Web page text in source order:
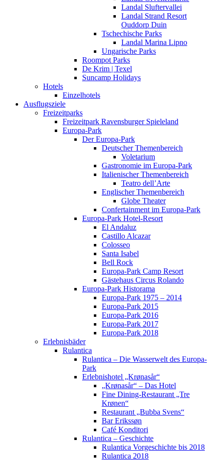
Landal Sluftervallei
Landal Strand Resort
Ouddorp Duin
Tschechische Parks
Landal Marina Lipno
Ungarische Parks
Roompot Parks
De Krim | Texel
Suncamp Holidays
Hotels
Einzelhotels
Ausflugsziele
Freizeitparks
Freizeitpark Ravensburger Spieleland
Europa-Park
Der Europa-Park
Deutscher Themenbereich
Voletarium
Gastronomie im Europa-Park
Italienischer Themenbereich
Teatro dell’Arte
Englischer Themenbereich
Globe Theater
Confertainment im Europa-Park
Europa-Park Hotel-Resort
El Andaluz
Castillo Alcazar
Colosseo
Santa Isabel
Bell Rock
Europa-Park Camp Resort
Gästehaus Circus Rolando
Europa-Park Historama
Europa-Park 1975 – 2014
Europa-Park 2015
Europa-Park 2016
Europa-Park 2017
Europa-Park 2018
Erlebnisbäder
Rulantica
Rulantica – Die Wasserwelt des Europa-
Park
Erlebnishotel „Krønasår“
„Krønasår“ – Das Hotel
Fine Dining-Restaurant „Tre
Krønen“
Restaurant „Bubba Svens“
Bar Erikssøn
Café Konditori
Rulantica – Geschichte
Rulantica Vorgeschichte bis 2018
Rulantica 2018